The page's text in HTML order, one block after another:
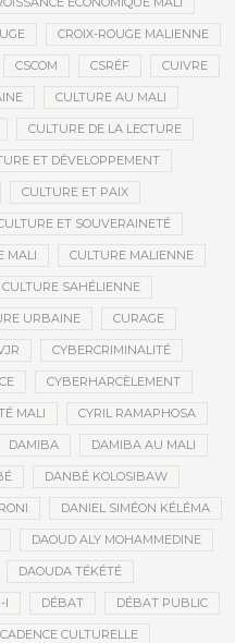
CROIX-ROUGE MALIENNE
CSCOM CSRÉF CUIVRE
CULTURE AU MALI
CULTURE DE LA LECTURE
ET DÉVELOPPEMENT
CULTURE ET PAIX
ET SOUVERAINETÉ
MALI CULTURE MALIENNE
CULTURE SAHÉLIENNE
URBAINE CURAGE
CYBERCRIMINALITÉ
CYBERHARCÈLEMENT
MALI CYRIL RAMAPHOSA
DAMIBA DAMIBA AU MALI
DANBÉ KOLOSIBAW
DANIEL SIMÉON KÉLÉMA
DAOUD ALY MOHAMMEDINE
DAOUDA TÉKÉTÉ
I DÉBAT DÉBAT PUBLIC
CULTURELLE